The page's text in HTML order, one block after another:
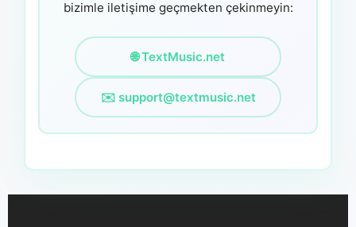
bizimle iletişime geçmekten çekinmeyin:
🌐 TextMusic.net
✉️ support@textmusic.net